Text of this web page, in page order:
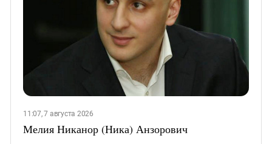
11:07, 7 августа 2026
Мелия Никанор (Ника) Анзорович